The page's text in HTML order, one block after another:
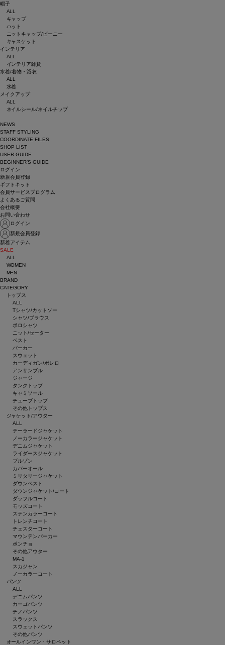
帽子
ALL
キャップ
ハット
ニットキャップ/ビーニー
キャスケット
インテリア
ALL
インテリア雑貨
水着/着物・浴衣
ALL
水着
メイクアップ
ALL
ネイルシール/ネイルチップ
NEWS
STAFF STYLING
COORDINATE FILES
SHOP LIST
USER GUIDE
BEGINNER’S GUIDE
ログイン
新規会員登録
ギフトキット
会員サービスプログラム
よくあるご質問
会社概要
お問い合わせ
ログイン
新規会員登録
新着アイテム
SALE
ALL
WOMEN
MEN
BRAND
CATEGORY
トップス
ALL
Tシャツ/カットソー
シャツ/ブラウス
ポロシャツ
ニット/セーター
ベスト
パーカー
スウェット
カーディガン/ボレロ
アンサンブル
ジャージ
タンクトップ
キャミソール
チューブトップ
その他トップス
ジャケット/アウター
ALL
テーラードジャケット
ノーカラージャケット
デニムジャケット
ライダースジャケット
ブルゾン
カバーオール
ミリタリージャケット
ダウンベスト
ダウンジャケット/コート
ダッフルコート
モッズコート
ステンカラーコート
トレンチコート
チェスターコート
マウンテンパーカー
ポンチョ
その他アウター
MA-1
スカジャン
ノーカラーコート
パンツ
ALL
デニムパンツ
カーゴパンツ
チノパンツ
スラックス
スウェットパンツ
その他パンツ
オールインワン・サロペット